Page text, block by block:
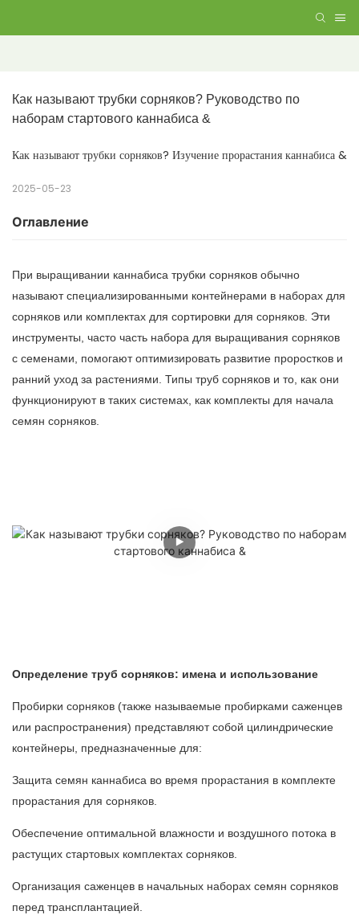
Как называют трубки сорняков? Руководство по
наборам стартового каннабиса &
Как называют трубки сорняков? Изучение прорастания каннабиса &
2025-05-23
Оглавление
При выращивании каннабиса трубки сорняков обычно
называют специализированными контейнерами в наборах для
сорняков или комплектах для сортировки для сорняков. Эти
инструменты, часто часть набора для выращивания сорняков
с семенами, помогают оптимизировать развитие проростков и
ранний уход за растениями. Типы труб сорняков и то, как они
функционируют в таких системах, как комплекты для начала
семян сорняков.
Определение труб сорняков: имена и использование
Пробирки сорняков (также называемые пробирками саженцев
или распространения) представляют собой цилиндрические
контейнеры, предназначенные для:
Защита семян каннабиса во время прорастания в комплекте
прорастания для сорняков.
Обеспечение оптимальной влажности и воздушного потока в
растущих стартовых комплектах сорняков.
Организация саженцев в начальных наборах семян сорняков
перед трансплантацией.